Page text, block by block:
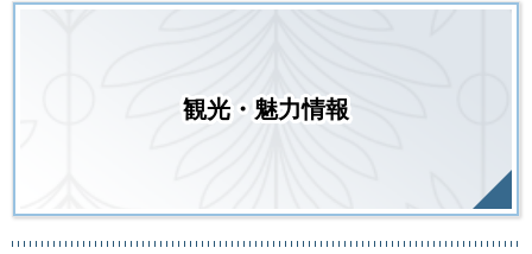
観光・魅力情報